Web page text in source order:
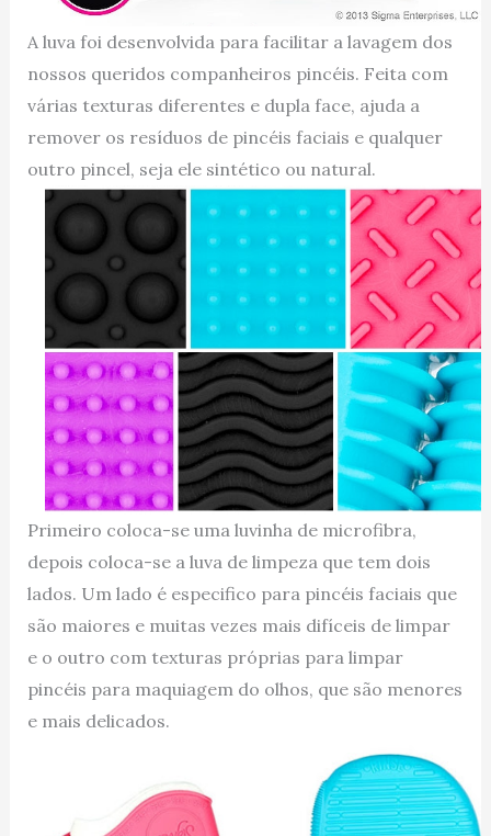
A luva foi desenvolvida para facilitar a lavagem dos
nossos queridos companheiros pincéis. Feita com
várias texturas diferentes e dupla face, ajuda a
remover os resíduos de pincéis faciais e qualquer
outro pincel, seja ele sintético ou natural.
Primeiro coloca-se uma luvinha de microfibra,
depois coloca-se a luva de limpeza que tem dois
lados. Um lado é especifico para pincéis faciais que
são maiores e muitas vezes mais difíceis de limpar
e o outro com texturas próprias para limpar
pincéis para maquiagem do olhos, que são menores
e mais delicados.